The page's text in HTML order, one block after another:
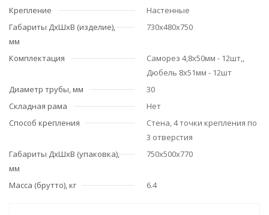
Крепление
Настенные
Габариты ДхШхВ (изделие),
мм
730х480х750
Комплектация
Саморез 4,8х50мм - 12шт,,
Дюбель 8х51мм - 12шт
Диаметр трубы, мм
30
Складная рама
Нет
Способ крепления
Стена, 4 точки крепления по
3 отверстия
Габариты ДхШхВ (упаковка),
мм
750х500х770
Масса (брутто), кг 6.4